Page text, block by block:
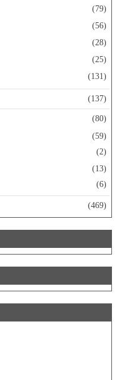
(79)
(56)
(28)
(25)
(131)
(137)
(80)
(59)
(2)
(13)
(6)
(469)